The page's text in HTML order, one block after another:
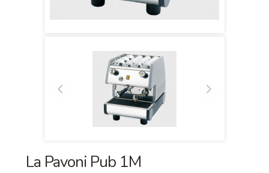
La Pavoni Pub 1M